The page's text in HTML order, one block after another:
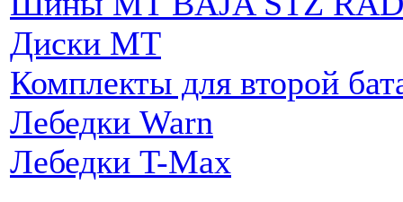
Диски MT
Комплекты для второй
Лебедки Warn
Лебедки T-Max